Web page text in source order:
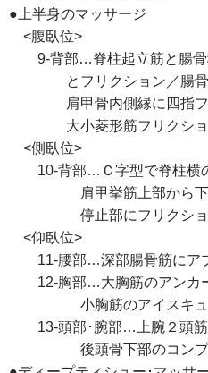
●上半身のマッサージ
<腹臥位>
9-背部…脊柱起立筋と腸骨
とフリクション／腸骨稜
肩甲骨内側縁に四指フ
大小菱形筋フリクショ
<側臥位>
10-背部…Ｃ字型で脊柱横の
肩甲挙筋上部から下部
停止部にフリクショ
<仰臥位>
11-腰部…深部腸骨筋にア
12-胸部…大胸筋のアンカ
小胸筋のアイスキュ
13-頭部･腕部…上腕２頭筋
後頭骨下部のコンプ